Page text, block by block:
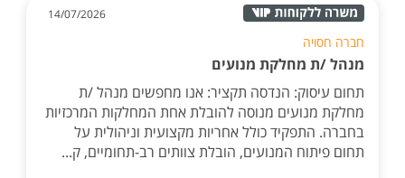
14/07/2026
חברה חסויה
מנהל /ת מחלקת מנועים
תחום עיסוק: הנדסה תקציר: אנו מחפשים מנהל /ת
מחלקת מנועים מנוסה להובלת אחת המחלקות המרכזיות
בחברה. התפקיד כולל אחריות מקצועית וניהולית על
תחום פיתוח המנועים, הובלת צוותים רב-תחומיים, ק...